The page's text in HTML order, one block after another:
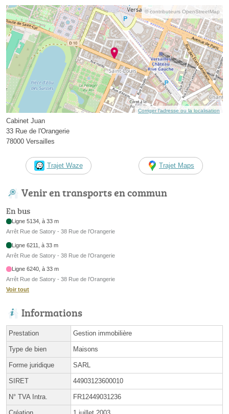
© contributeurs OpenStreetMap
Corriger l’adresse ou la localisation
Cabinet Juan
33 Rue de l'Orangerie
78000 Versailles
Trajet Waze Trajet Maps
Venir en transports en commun
En bus
Ligne 5134, à 33 m
Arrêt Rue de Satory - 38 Rue de l’Orangerie
Ligne 6211, à 33 m
Arrêt Rue de Satory - 38 Rue de l’Orangerie
Ligne 6240, à 33 m
Arrêt Rue de Satory - 38 Rue de l’Orangerie
Voir tout
Informations
Prestation Gestion immobilière
Type de bien Maisons
Forme juridique SARL
SIRET 44903123600010
N° TVA Intra. FR12449031236